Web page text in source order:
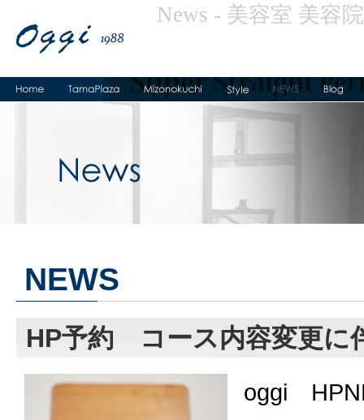
News - 美容室 美容
NEWS
HP予約 コース内容変更に
oggi